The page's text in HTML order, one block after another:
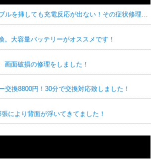
iPhone13Pro充電ケーブルを挿しても充電反応が出ない！その症状修理可能です！
。大容量バッテリーがオススメです！
画面破損の修理をしました！
交換8800円！30分で交換対応致しました！
により背面が浮いてきてました！